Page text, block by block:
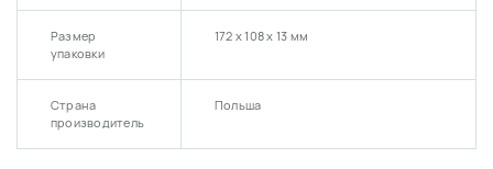
Размер
упаковки
172 х 108 х 13 мм
Страна
производитель
Польша